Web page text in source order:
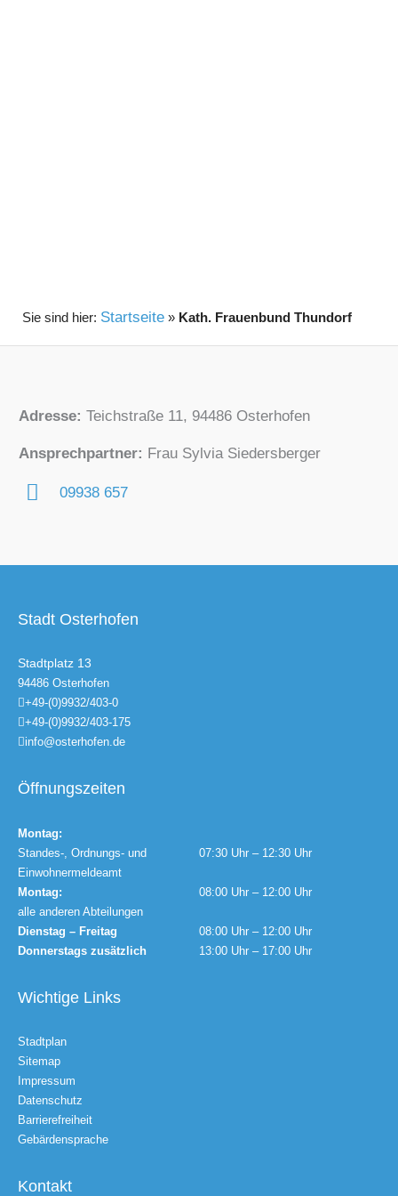
Startseite» Kath. Frauenbund Thundorf
Adresse: Teichstraße 11, 94486 Osterhofen
Ansprechpartner: Frau Sylvia Siedersberger
09938 657
Stadt Osterhofen
Stadtplatz 13
94486 Osterhofen
+49-(0)9932/403-0
+49-(0)9932/403-175
info@osterhofen.de
Öffnungszeiten
Montag:
Standes-, Ordnungs- und
Einwohnermeldeamt
07:30 Uhr – 12:30 Uhr
Montag:
alle anderen Abteilungen
08:00 Uhr – 12:00 Uhr
Dienstag – Freitag
08:00 Uhr – 12:00 Uhr
Donnerstags zusätzlich
13:00 Uhr – 17:00 Uhr
Wichtige Links
Stadtplan
Sitemap
Impressum
Datenschutz
Barrierefreiheit
Gebärdensprache
Kontakt